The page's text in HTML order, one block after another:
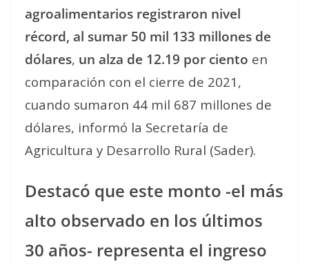
agroalimentarios registraron nivel
récord, al sumar 50 mil 133 millones de
dólares, un alza de 12.19 por ciento en
comparación con el cierre de 2021,
cuando sumaron 44 mil 687 millones de
dólares, informó la Secretaría de
Agricultura y Desarrollo Rural (Sader).
Destacó que este monto -el más
alto observado en los últimos
30 años- representa el ingreso